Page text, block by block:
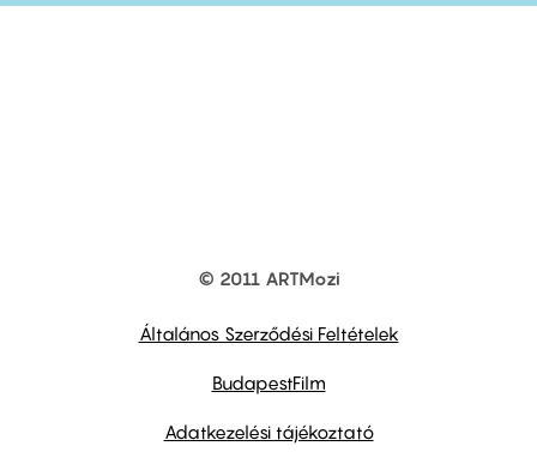
© 2011 ARTMozi
Általános Szerződési Feltételek
BudapestFilm
Adatkezelési tájékoztató